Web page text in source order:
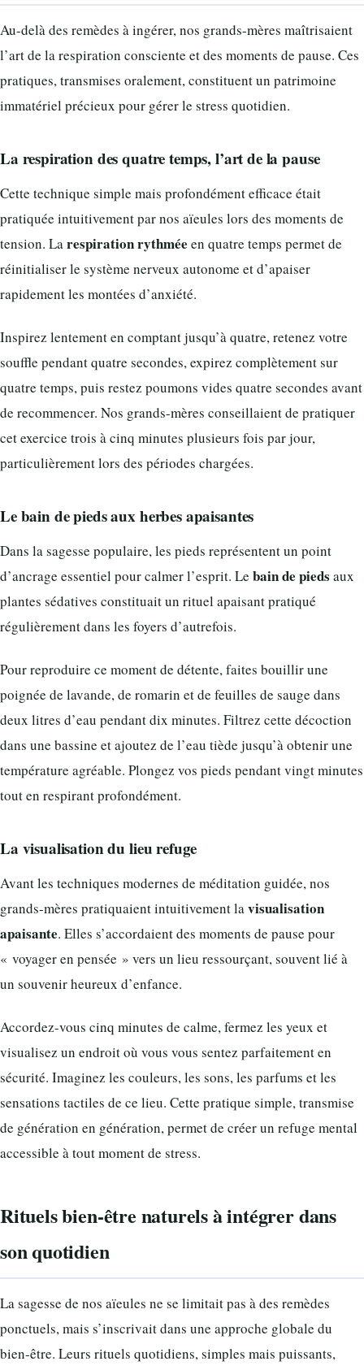
Au-delà des remèdes à ingérer, nos grands-mères maîtrisaient
l’art de la respiration consciente et des moments de pause. Ces
pratiques, transmises oralement, constituent un patrimoine
immatériel précieux pour gérer le stress quotidien.
La respiration des quatre temps, l’art de la pause
Cette technique simple mais profondément efficace était
pratiquée intuitivement par nos aïeules lors des moments de
tension. Larespiration rythmée en quatre temps permet de
réinitialiser le système nerveux autonome et d’apaiser
rapidement les montées d’anxiété.
Inspirez lentement en comptant jusqu’à quatre, retenez votre
souffle pendant quatre secondes, expirez complètement sur
quatre temps, puis restez poumons vides quatre secondes avant
de recommencer. Nos grands-mères conseillaient de pratiquer
cet exercice trois à cinq minutes plusieurs fois par jour,
particulièrement lors des périodes chargées.
Le bain de pieds aux herbes apaisantes
Dans la sagesse populaire, les pieds représentent un point
d’ancrage essentiel pour calmer l’esprit. Le bain de pieds aux
plantes sédatives constituait un rituel apaisant pratiqué
régulièrement dans les foyers d’autrefois.
Pour reproduire ce moment de détente, faites bouillir une
poignée de lavande, de romarin et de feuilles de sauge dans
deux litres d’eau pendant dix minutes. Filtrez cette décoction
dans une bassine et ajoutez de l’eau tiède jusqu’à obtenir une
température agréable. Plongez vos pieds pendant vingt minutes
tout en respirant profondément.
La visualisation du lieu refuge
Avant les techniques modernes de méditation guidée, nos
grands-mères pratiquaient intuitivement lavisualisation
apaisante. Elles s’accordaient des moments de pause pour
« voyager en pensée » vers un lieu ressourçant, souvent lié à
un souvenir heureux d’enfance.
Accordez-vous cinq minutes de calme, fermez les yeux et
visualisez un endroit où vous vous sentez parfaitement en
sécurité. Imaginez les couleurs, les sons, les parfums et les
sensations tactiles de ce lieu. Cette pratique simple, transmise
de génération en génération, permet de créer un refuge mental
accessible à tout moment de stress.
Rituels bien-être naturels à intégrer dans
son quotidien
La sagesse de nos aïeules ne se limitait pas à des remèdes
ponctuels, mais s’inscrivait dans une approche globale du
bien-être. Leurs rituels quotidiens, simples mais puissants,